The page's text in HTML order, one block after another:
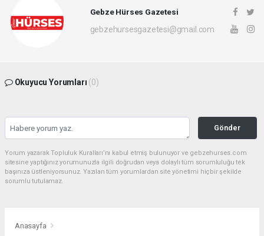
Gebze Hürses Gazetesi
gebzehursesgazetesi@gmail.com
Okuyucu Yorumları (0)
Gönder
Yorum yazarak Topluluk Kuralları’nı kabul etmiş bulunuyor ve gebzehurses.com
sitesine yaptığınız yorumunuzla ilgili doğrudan veya dolaylı tüm sorumluluğu tek
başınıza üstleniyorsunuz. Yazılan tüm yorumlardan site yönetimi hiçbir şekilde
sorumlu tutulamaz.
Anasayfa